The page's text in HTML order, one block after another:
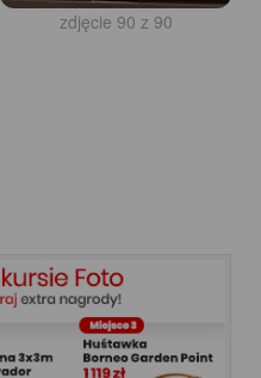
zdjęcie 90 z 90